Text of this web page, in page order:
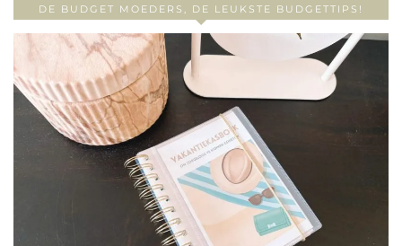
DE BUDGET MOEDERS, DE LEUKSTE BUDGETTIPS!